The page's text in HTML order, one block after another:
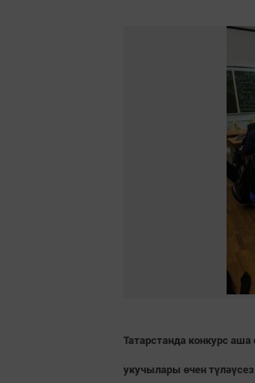
Татарстанда конкурс
укучылары өчен